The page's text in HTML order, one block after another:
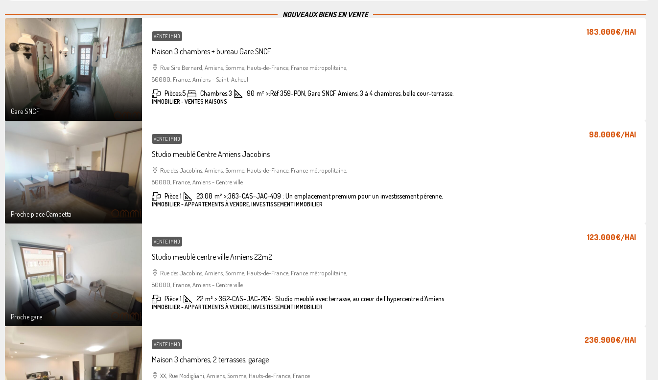
NOUVEAUX BIENS EN VENTE
Gare SNCF
VENTE IMMO
Maison 3 chambres + bureau Gare SNCF
183.000€/HAI
Rue Sire Bernard, Amiens, Somme, Hauts-de-France, France métropolitaine,
80000, France, Amiens - Saint-Acheul
Pièces:5 Chambres:3 90 m² >:Réf 359-PON, Gare SNCF Amiens, 3 à 4 chambres, belle cour-terrasse.
IMMOBILIER - VENTES MAISONS
Proche place Gambetta
VENTE IMMO
Studio meublé Centre Amiens Jacobins
98.000€/HAI
Rue des Jacobins, Amiens, Somme, Hauts-de-France, France métropolitaine,
80000, France, Amiens - Centre ville
Pièce:1 23.08 m² >:363-CAS-JAC-409 : Un emplacement premium pour un investissement pérenne.
IMMOBILIER - APPARTEMENTS À VENDRE, INVESTISSEMENT IMMOBILIER
Proche gare
VENTE IMMO
Studio meublé centre ville Amiens 22m2
123.000€/HAI
Rue des Jacobins, Amiens, Somme, Hauts-de-France, France métropolitaine,
80000, France, Amiens - Centre ville
Pièce:1 22 m² >:362-CAS-JAC-204 : Studio meublé avec terrasse, au cœur de l'hypercentre d'Amiens.
IMMOBILIER - APPARTEMENTS À VENDRE, INVESTISSEMENT IMMOBILIER
VENTE IMMO
Maison 3 chambres, 2 terrasses, garage
236.900€/HAI
XX, Rue Modigliani, Amiens, Somme, Hauts-de-France, France